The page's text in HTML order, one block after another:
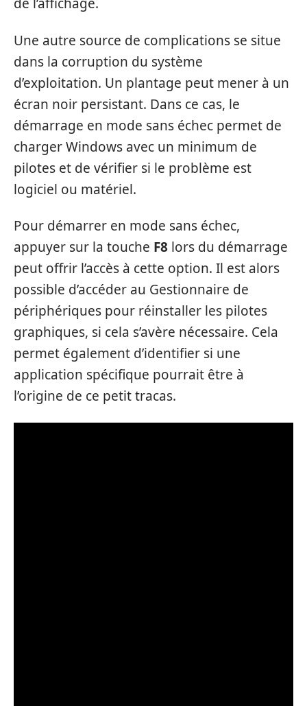
Une autre source de complications se situe
dans la corruption du système
d’exploitation. Un plantage peut mener à un
écran noir persistant. Dans ce cas, le
démarrage en mode sans échec permet de
charger Windows avec un minimum de
pilotes et de vérifier si le problème est
logiciel ou matériel.
Pour démarrer en mode sans échec,
appuyer sur la touche F8 lors du démarrage
peut offrir l’accès à cette option. Il est alors
possible d’accéder au Gestionnaire de
périphériques pour réinstaller les pilotes
graphiques, si cela s’avère nécessaire. Cela
permet également d’identifier si une
application spécifique pourrait être à
l’origine de ce petit tracas.